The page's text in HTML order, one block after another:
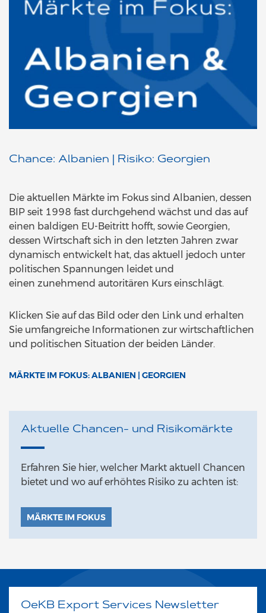
Chance: Albanien | Risiko: Georgien
Die aktuellen Märkte im Fokus sind Albanien, dessen
BIP seit 1998 fast durchgehend wächst und das auf
einen baldigen EU-Beitritt hofft, sowie Georgien,
dessen Wirtschaft sich in den letzten Jahren zwar
dynamisch entwickelt hat, das aktuell jedoch unter
politischen Spannungen leidet und
einen zunehmend autoritären Kurs einschlägt.
Klicken Sie auf das Bild oder den Link und erhalten
Sie umfangreiche Informationen zur wirtschaftlichen
und politischen Situation der beiden Länder.
MÄRKTE IM FOKUS: ALBANIEN | GEORGIEN
Aktuelle Chancen- und Risikomärkte
Erfahren Sie hier, welcher Markt aktuell Chancen
bietet und wo auf erhöhtes Risiko zu achten ist:
MÄRKTE IM FOKUS
OeKB Export Services Newsletter